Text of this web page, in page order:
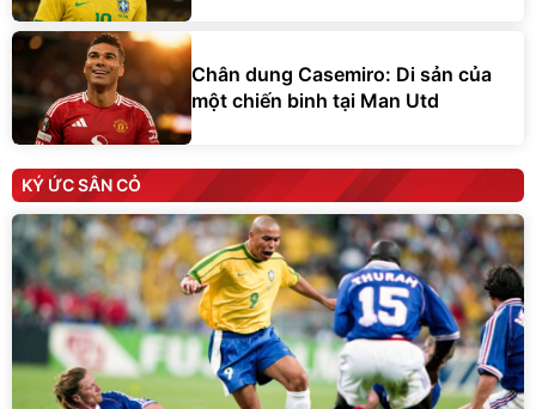
Chân dung Casemiro: Di sản của
một chiến binh tại Man Utd
KÝ ỨC SÂN CỎ